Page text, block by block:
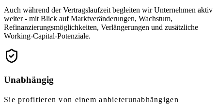
Auch während der Vertragslaufzeit begleiten wir Unternehmen aktiv
weiter - mit Blick auf Marktveränderungen, Wachstum,
Refinanzierungsmöglichkeiten, Verlängerungen und zusätzliche
Working-Capital-Potenziale.
Unabhängig
Sie profitieren von einem anbieterunabhängigen